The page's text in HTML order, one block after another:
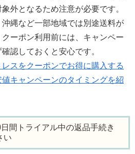
外となるため注意が必要です。
縄など一部地域では別途送料が
ーポン利用前には、キャンペー
認しておくと安心です。
スをクーポンでお得に購入する
キャンペーンのタイミングを紹
間トライアル中の返品手続き
い